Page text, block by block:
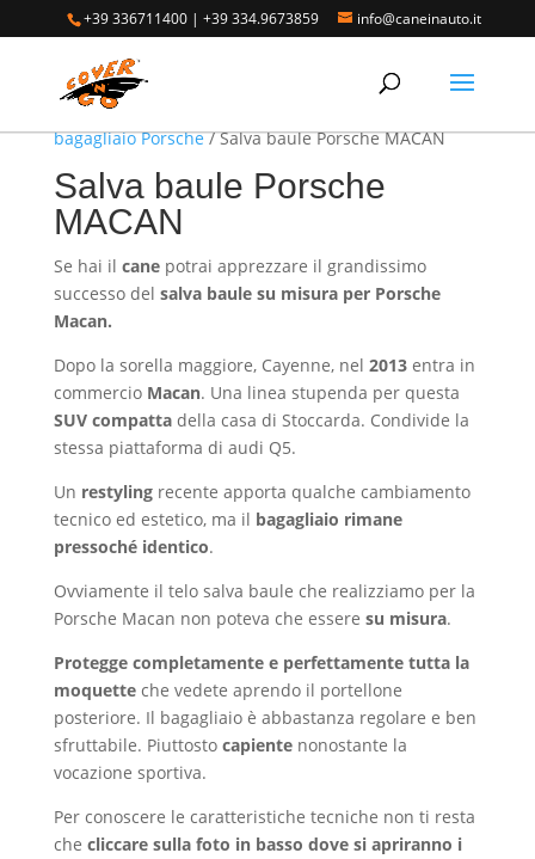
+39 336711400 |+39 334.9673859 info@caneinauto.it
Home/SALVA BAULE - Vasca Telo Copribaule
Auto/SALVA BAULE PORSCHE - Vasca salva
bagagliaio Porsche/ Salva baule Porsche MACAN
Salva baule Porsche
MACAN
Se hai il canepotrai apprezzare il grandissimo
successo del salva baule su misura per Porsche
Macan.
Dopo la sorella maggiore, Cayenne, nel 2013entra in
commercio Macan. Una linea stupenda per questa
SUV compattadella casa di Stoccarda. Condivide la
stessa piattaforma di audi Q5.
Un restylingrecente apporta qualche cambiamento
tecnico ed estetico, ma il bagagliaio rimane
pressoché identico.
Ovviamente il telo salva baule che realizziamo per la
Porsche Macan non poteva che essere su misura.
Protegge completamente e perfettamente tutta la
moquetteche vedete aprendo il portellone
posteriore. Il bagagliaio è abbastanza regolare e ben
sfruttabile. Piuttosto capientenonostante la
vocazione sportiva.
Per conoscere le caratteristiche tecniche non ti resta
che cliccare sulla foto in basso dove si apriranno i